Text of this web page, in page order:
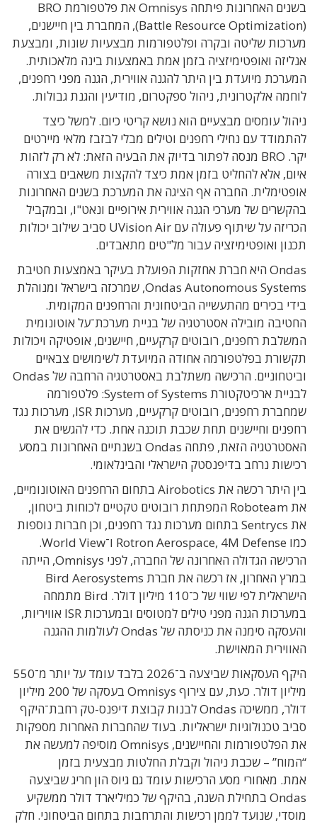
בשנים האחרונות פיתחה Omnisys את פלטפורמת BRO
(Battle Resource Optimization), המחברת בין חיישנים,
מערכות שליטה ובקרה ופלטפורמות מבצעיות שונות, ומבצעת
אנליזה ואופטימיזציה בזמן אמת באמצעות בינה מלאכותית.
המערכת מיועדת בין היתר להגנה אווירית, הגנה מפני רחפנים,
לוחמה אלקטרונית, ניהול ספקטרום, מודיעין והגנת גבולות.
ניהול עומסים מבצעיים הוא נושא קריטי כיום. למשל כיצד
להתמודד עם נחילי רחפנים וטילים מבלי לבזבז מלאי מיירטים
יקר. BRO מנסה לפתור בדיוק את הבעיה הזאת: לא רק לזהות
איום, אלא להחליט בזמן אמת כיצד להקצות משאבים בצורה
אופטימלית. החברה אף הציגה את המערכת בשנים האחרונות
בהקשרים של מערכי הגנה אווירית אירופיים ונאט"ו, ובמקביל
הכריזה על שיתוף פעולה עם UVision Air סביב שילוב יכולות
תכנון ואופטימיזציה עבור מל"טים מתאבדים.
Ondas היא חברת אחזקות הפועלת בעיקר באמצעות חטיבת
Ondas Autonomous Systems, שמרכזה בישראל ומנוהלת
בידי בכירים מהתעשייה הביטחונית והרחפנים המקומית.
החטיבה מובילה אסטרטגיה של בניית מערכת־על אוטונומית
המשלבת רחפנים, רובוטים קרקעיים, חיישנים, אופטיקה ויכולות
תקשורת בפלטפורמה אחודה המיועדת לשימושים צבאיים
וביטחוניים. הרכישה משתלבת באסטרטגיה הרחבה של Ondas
לבניית ארכיטקטורת System of Systems: פלטפורמה
שמחברת רחפנים, רובוטים קרקעיים, מערכות ISR, מערכות נגד
רחפנים וחיישנים תחת שכבת תוכנה אחת. כדי להגשים את
האסטרטגיה הזאת, פתחה Ondas בשנתיים האחרונות במסע
רכישות נרחב בדיפנסטק הישראלי והבינלאומי.
בין היתר רכשה את Airobotics בתחום הרחפנים האוטונומיים,
את Roboteam המפתחת רובוטים טקטיים לכוחות ביטחון,
את Sentrycs בתחום מערכות נגד רחפנים, וכן חברות נוספות
כמו Rotron Aerospace, 4M Defense ו־World View.
הרכישה הגדולה האחרונה של החברה, לפני Omnisys, הייתה
במרץ האחרון, אז רכשה את חברת Bird Aerosystems
הישראלית לפי שווי של כ־110 מיליון דולר. Bird מתמחה
במערכות הגנה מפני טילים למטוסים ובמערכות ISR אוויריות,
והעסקה סימנה את כניסתה של Ondas לעולמות ההגנה
האווירית המאוישת.
היקף העסקאות שביצעה ב־2026 בלבד עומד על יותר מ־550
מיליון דולר. כעת, עם צירוף Omnisys בעסקה של 200 מיליון
דולר, ממשיכה Ondas לבנות קבוצת דיפנס-טק רחבת־היקף
סביב טכנולוגיות ישראליות. בעוד שהחברות האחרות מספקות
את הפלטפורמות והחיישנים, Omnisys מוסיפה למעשה את
“המוח” – שכבת ניהול וקבלת החלטות מבצעית בזמן
אמת. מאחורי מסע הרכישות עומד גם גיוס הון חריג שביצעה
Ondas בתחילת השנה, בהיקף של כמיליארד דולר ממשקיע
מוסדי, שנועד לממן רכישות והתרחבות בתחום הביטחוני. חלק